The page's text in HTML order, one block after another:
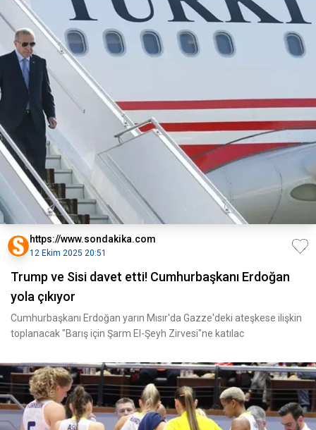
https://www.sondakika.com
12 Ekim 2025 20:51
Trump ve Sisi davet etti! Cumhurbaşkanı Erdoğan
yola çıkıyor
Cumhurbaşkanı Erdoğan yarın Mısır'da Gazze'deki ateşkese ilişkin
toplanacak "Barış için Şarm El-Şeyh Zirvesi"ne katılac